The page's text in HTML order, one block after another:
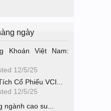
ngày
Khoán Việt Nam:
12/5/25
Cổ Phiếu VCI...
12/5/25
ngành cao su...